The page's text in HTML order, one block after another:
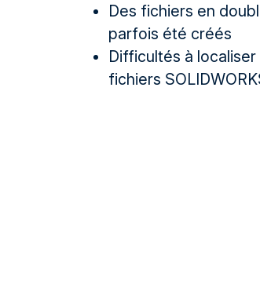
Des fichiers en
parfois été créés
Difficultés à localiser
fichiers